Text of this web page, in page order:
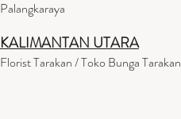
Palangkaraya
KALIMANTAN UTARA
Florist Tarakan / Toko Bunga Tarakan